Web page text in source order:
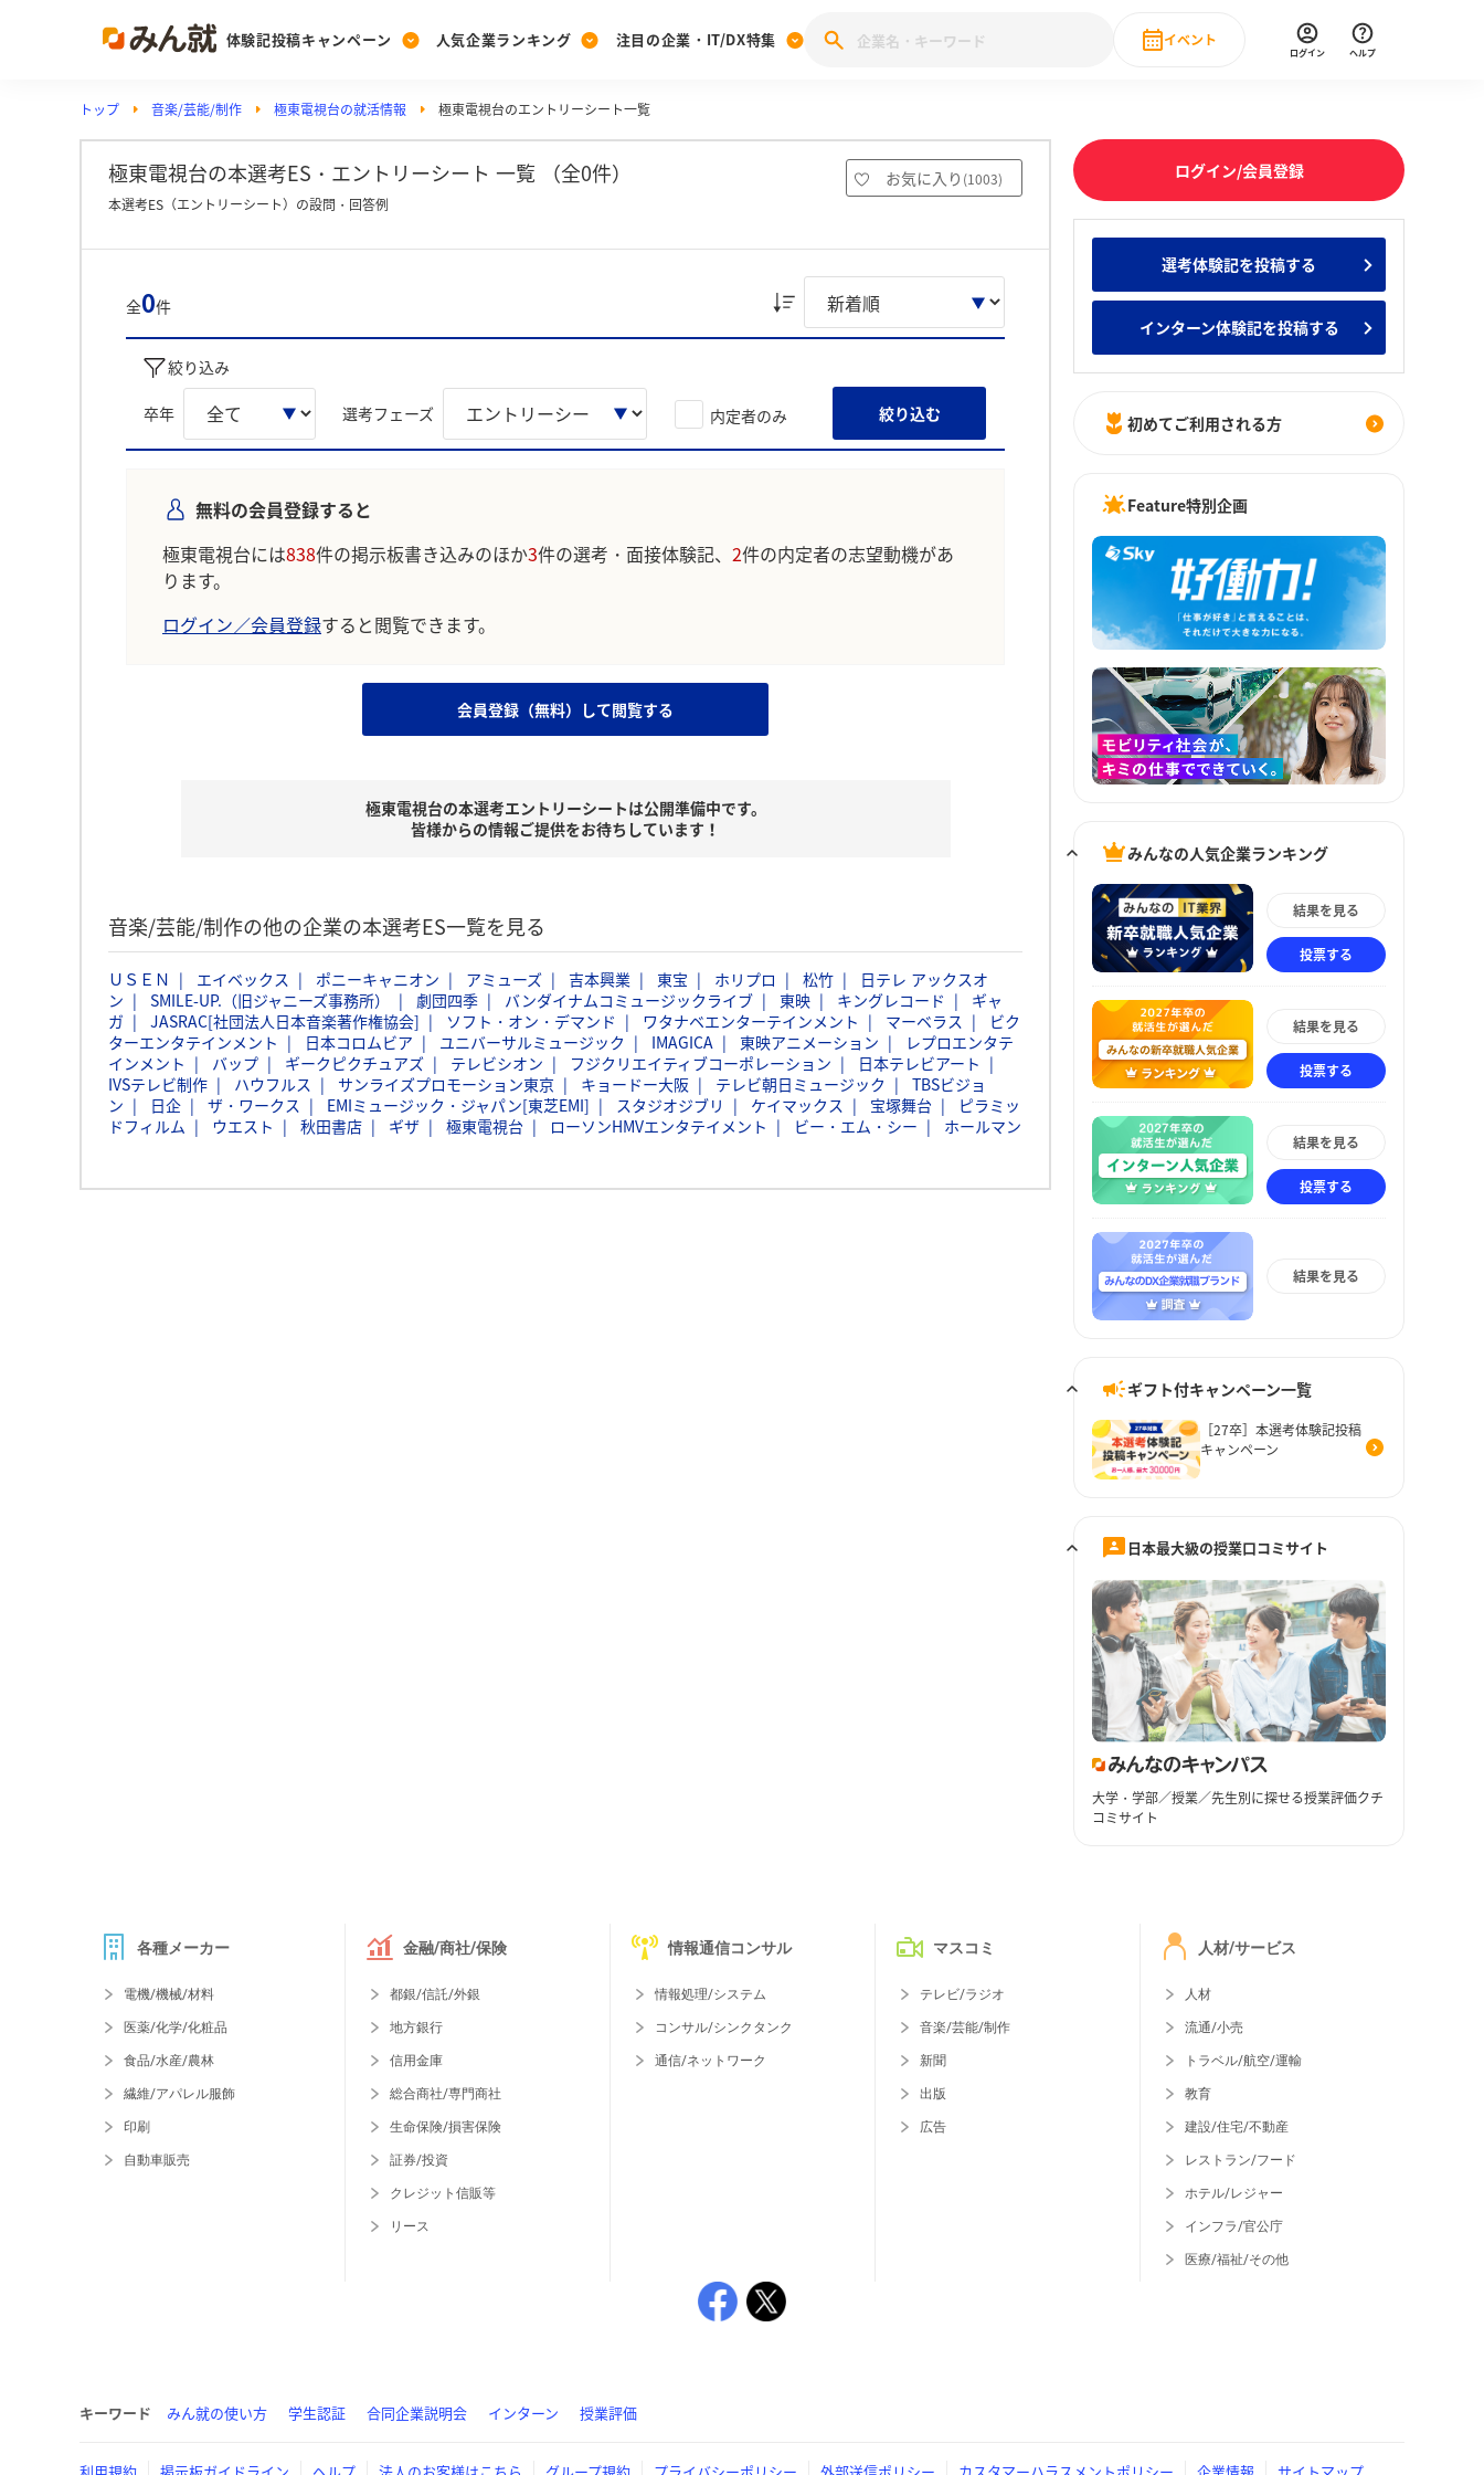
体験記投稿キャンペーン
Post
投稿する
[27卒] 本選考体験記投稿キャンペーン
人気企業ランキング
Ranking
ランキングを見る
みんなのDX企業就職ブランド調査
Vote みんなの新卒就職人気企業ランキング みんなのインターン人気企業ランキ
注目の企業・IT/DX特集
PickUp
注目の企業特集
28卒 IT・DX現場社員インタビュー
イベント
直近のイベント一覧
ログイン ヘルプ
トップ 音楽/芸能/制作 極東電視台の就活情報 極東電視台のエントリーシート一覧
極東電視台の本選考ES・エントリーシート 一覧 （全0件） お気に入り (1003)
本選考ES（エントリーシート）の設問・回答例
全0件
絞り込み
卒年 選考フェーズ 内定者のみ 絞り込む
無料の会員登録すると
極東電視台には838件の掲示板書き込みのほか3件の選考・面接体験記、 2件の内定者の志望動機があ
ります。
ログイン／会員登録すると閲覧できます。
会員登録（無料）して閲覧する
極東電視台の本選考エントリーシートは公開準備中です。
皆様からの情報ご提供をお待ちしています！
音楽/芸能/制作の他の企業の本選考ES一覧を見る
ＵＳＥＮ エイベックス ポニーキャニオン アミューズ 吉本興業 東宝 ホリプロ 松竹
日テレ アックスオ
ン
SMILE-UP.（旧ジャニーズ事務所） 劇団四季 バンダイナムコミュージックライブ 東映 キングレコード
ギャ
ガ
JASRAC[社団法人日本音楽著作権協会] ソフト・オン・デマンド ワタナベエンターテインメント マーベラス
ビク
ターエンタテインメント
日本コロムビア ユニバーサルミュージック IMAGICA 東映アニメーション
レプロエンタテ
インメント
バップ ギークピクチュアズ テレビシオン フジクリエイティブコーポレーション
日本テレビアート
IVSテレビ制作
ハウフルス サンライズプロモーション東京 キョードー大阪 テレビ朝日ミュージック
TBSビジョ
ン
日企 ザ・ワークス EMIミュージック・ジャパン[東芝EMI] スタジオジブリ ケイマックス 宝塚舞台
ピラミッ
ドフィルム
ウエスト 秋田書店 ギザ 極東電視台 ローソンHMVエンタテイメント ビー・エム・シー ホールマン
ログイン/会員登録
選考体験記を投稿する
インターン体験記を投稿する
初めてご利用される方
Feature特別企画
みんなの人気企業ランキング
結果を見る
投票する
結果を見る
投票する
結果を見る
投票する
結果を見る
ギフト付キャンペーン一覧
［27卒］本選考体験記投稿
キャンペーン
日本最大級の授業口コミサイト
大学・学部／授業／先生別に探せる授業評価クチ
コミサイト
各種メーカー
電機/機械/材料
医薬/化学/化粧品
食品/水産/農林
繊維/アパレル服飾
印刷
自動車販売
金融/商社/保険
都銀/信託/外銀
地方銀行
信用金庫
総合商社/専門商社
生命保険/損害保険
証券/投資
クレジット信販等
リース
情報通信コンサル
情報処理/システム
コンサル/シンクタンク
通信/ネットワーク
マスコミ
テレビ/ラジオ
音楽/芸能/制作
新聞
出版
広告
人材/サービス
人材
流通/小売
トラベル/航空/運輸
教育
建設/住宅/不動産
レストラン/フード
ホテル/レジャー
インフラ/官公庁
医療/福祉/その他
キーワード みん就の使い方 学生認証 合同企業説明会 インターン 授業評価